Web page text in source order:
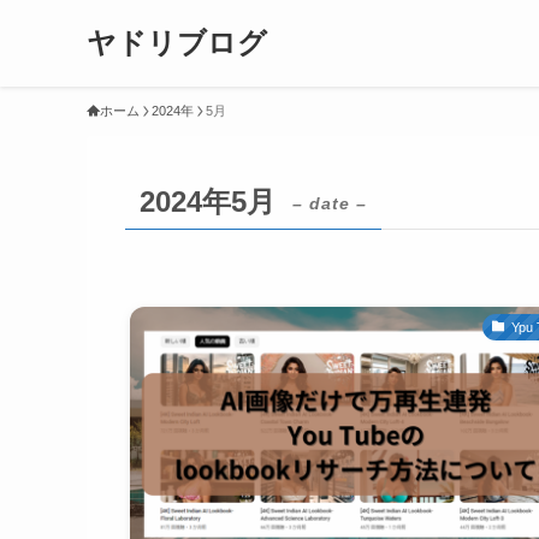
ヤドリブログ
ホーム 2024年 5月
2024年5月 – date –
Ypu